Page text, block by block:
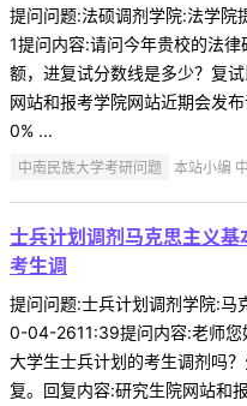
提问问题:法硕调剂学院:法学
1提问内容:请问今年贵校的法
额，进复试分数线是多少？复
网站和报考学院网站近期会发
0% ...
中南民族大学考研问题 本站小编
士兵计划调剂马克思主义
考生调
提问问题:士兵计划调剂学院:
0-04-2611:39提问内容:老师您
大学生士兵计划的考生调剂吗
复。回复内容:研究生院网站和